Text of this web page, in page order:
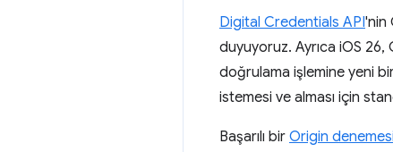
Digital Credentials API'nin
duyuyoruz. Ayrıca iOS 26,
doğrulama işlemine yeni
istemesi ve alması için
Başarılı bir Origin